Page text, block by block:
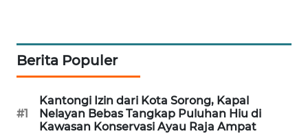
Berita Populer
#1
Kantongi Izin dari Kota Sorong, Kapal
Nelayan Bebas Tangkap Puluhan Hiu di
Kawasan Konservasi Ayau Raja Ampat
SIBARAGAS
NEWS
METRO
SIANTAR